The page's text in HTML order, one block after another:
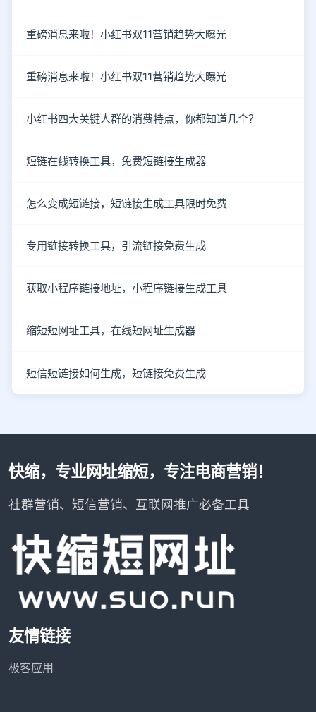
重磅消息来啦！小红书双11营销趋势大曝光
重磅消息来啦！小红书双11营销趋势大曝光
小红书四大关键人群的消费特点，你都知道几个？
短链在线转换工具，免费短链接生成器
怎么变成短链接，短链接生成工具限时免费
专用链接转换工具，引流链接免费生成
获取小程序链接地址，小程序链接生成工具
缩短短网址工具，在线短网址生成器
短信短链接如何生成，短链接免费生成
快缩，专业网址缩短，专注电商营销！
社群营销、短信营销、互联网推广必备工具
友情链接
极客应用